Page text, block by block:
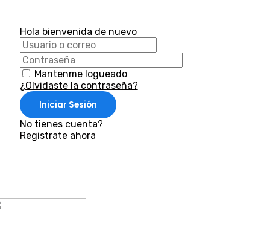
Hola bienvenida de nuevo
Mantenme logueado
¿Olvidaste la contraseña?
Iniciar Sesión
No tienes cuenta?
Registrate ahora